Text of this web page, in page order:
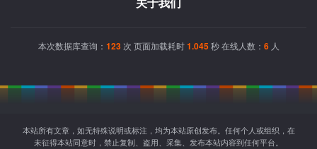
本次数据库查询： 123次 页面加载耗时1.045秒 在线人数： 6人
本站所有文章，如无特殊说明或标注，均为本站原创发布。任何个人或组织，在
未征得本站同意时，禁止复制、盗用、采集、发布本站内容到任何平台。